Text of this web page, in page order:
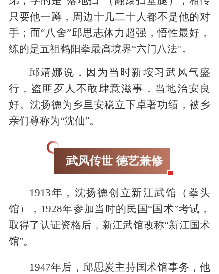
只要他一蹲，周边十几二十人都不是他的对
手；而“八舍”邱思志体力超强，悟性最好，
练的是五祖鹤阳拳最高境界“六门八法”。
邱靖娜说，因为当时新垵习武风气盛
行，盗匪歹人不敢肆意滋事，当地治安良
好。沈扬德为乡里安稳立下卓著功绩，被乡
亲们尊称为“沈仙”。
武风传世 德艺兼修
1913年，沈扬德创立新江武馆（拳头
馆），1928年参加当时的民国“国术”考试，
取得了认证资格后，新江武馆改称“新江国术
馆”。
1947年后，邱思炭主持国术馆事务，他